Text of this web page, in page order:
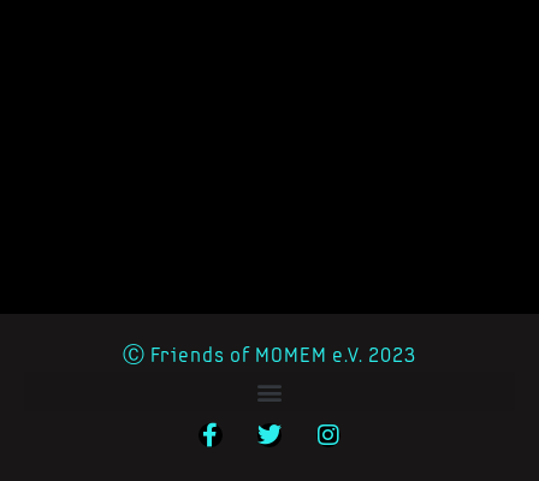
Ⓒ Friends of MOMEM e.V. 2023